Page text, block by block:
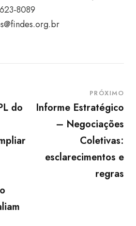
8089
do
PRÓXIMO
Informe Estratégico
– Negociações
Coletivas:
esclarecimentos e
regras